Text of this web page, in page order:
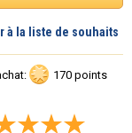
à la liste de souhaits
170 points